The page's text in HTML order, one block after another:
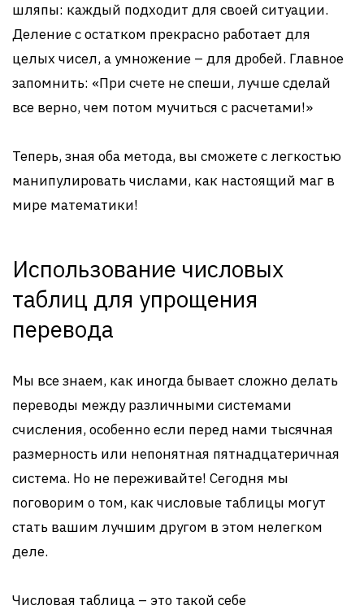
шляпы: каждый подходит для своей ситуации.
Деление с остатком прекрасно работает для
целых чисел, а умножение – для дробей. Главное
запомнить: «При счете не спеши, лучше сделай
все верно, чем потом мучиться с расчетами!»
Теперь, зная оба метода, вы сможете с легкостью
манипулировать числами, как настоящий маг в
мире математики!
Использование числовых
таблиц для упрощения
перевода
Мы все знаем, как иногда бывает сложно делать
переводы между различными системами
счисления, особенно если перед нами тысячная
размерность или непонятная пятнадцатеричная
система. Но не переживайте! Сегодня мы
поговорим о том, как числовые таблицы могут
стать вашим лучшим другом в этом нелегком
деле.
Числовая таблица – это такой себе